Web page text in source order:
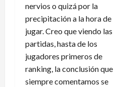
nervios o quizá por la
precipitación a la hora de
jugar. Creo que viendo las
partidas, hasta de los
jugadores primeros de
ranking, la conclusión que
siempre comentamos se